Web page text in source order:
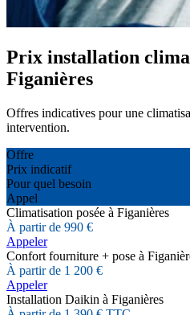
Prix installation
Figanières
Offres indicatives pour une
intervention.
Offre
Prix indicatif
Pour quel besoin
Appel
Climatisation posée à Figanières
À partir de 990 €
Appeler
Confort fourniture + pose à
À partir de 1 200 €
Appeler
Installation Daikin à Figanières